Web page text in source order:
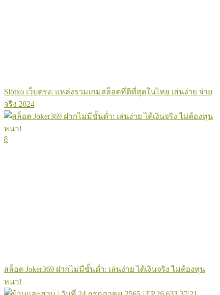
Slotxo เว็บตรง: แหล่งรวมเกมสล็อตที่ดีที่สุดในไทย เล่นง่าย จ่าย
จริง 2024
8
สล็อต Joker369 ฝากไม่มีขั้นต่ำ: เล่นง่าย ได้เงินจริง ไม่ต้องทุน
หนา!